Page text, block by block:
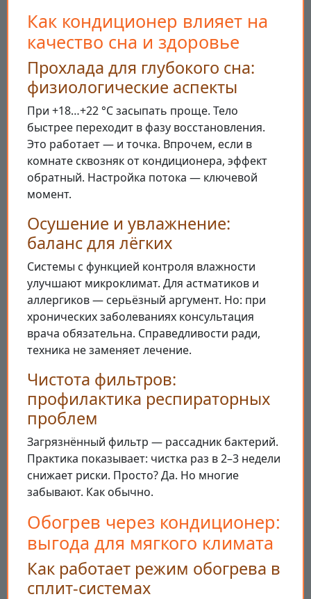
Как кондиционер влияет на
качество сна и здоровье
Прохлада для глубокого сна:
физиологические аспекты
При +18…+22 °C засыпать проще. Тело
быстрее переходит в фазу восстановления.
Это работает — и точка. Впрочем, если в
комнате сквозняк от кондиционера, эффект
обратный. Настройка потока — ключевой
момент.
Осушение и увлажнение:
баланс для лёгких
Системы с функцией контроля влажности
улучшают микроклимат. Для астматиков и
аллергиков — серьёзный аргумент. Но: при
хронических заболеваниях консультация
врача обязательна. Справедливости ради,
техника не заменяет лечение.
Чистота фильтров:
профилактика респираторных
проблем
Загрязнённый фильтр — рассадник бактерий.
Практика показывает: чистка раз в 2–3 недели
снижает риски. Просто? Да. Но многие
забывают. Как обычно.
Обогрев через кондиционер:
выгода для мягкого климата
Как работает режим обогрева в
сплит-системах